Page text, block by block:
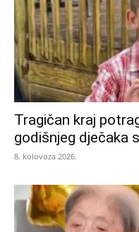
Tragičan kraj
godišnjeg dječaka
8. kolovoza 2026.